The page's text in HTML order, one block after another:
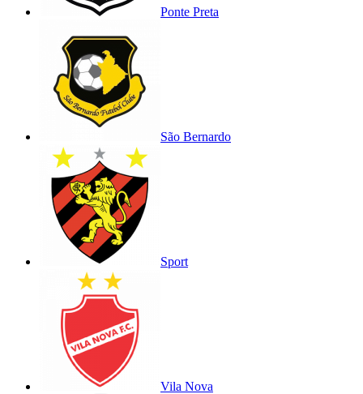
Ponte Preta
São Bernardo
Sport
Vila Nova